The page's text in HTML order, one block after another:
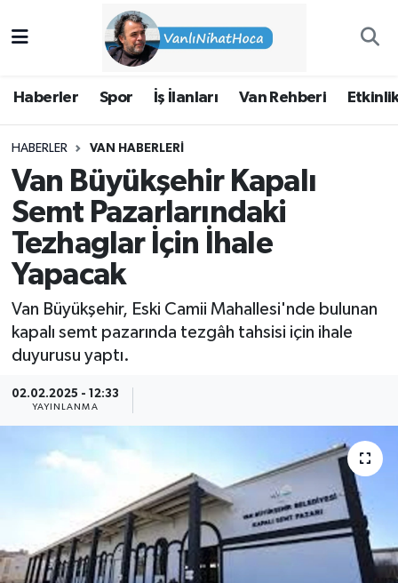
Haberler Spor İş İlanları Van Rehberi
HABERLER VAN HABERLERI
Van Büyükşehir Kapalı
Semt Pazarlarındaki
Tezhaglar İçin İhale
Yapacak
Van Büyükşehir, Eski Camii Mahallesi'nde bulunan
kapalı semt pazarında tezgâh tahsisi için ihale
duyurusu yaptı.
02.02.2025 - 12:33
YAYINLANMA
Van Rehberi
Etkinlikler
Köşe Yazıları
Hakkımda
İpekyolu Nöbetçi Eczaneler
Süper Lig Puan Durumu ve Fikstür
Tüm Manşetler
Son Dakika Haberleri
Haber Arşivi